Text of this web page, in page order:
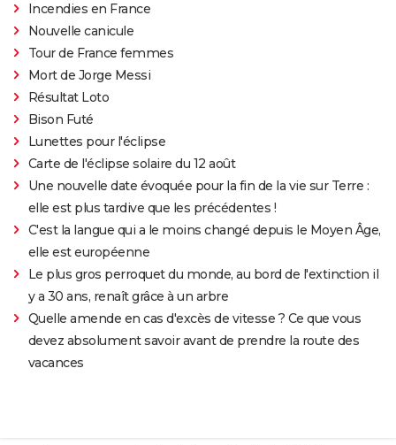
Incendies en France
Nouvelle canicule
Tour de France femmes
Mort de Jorge Messi
Résultat Loto
Bison Futé
Lunettes pour l'éclipse
Carte de l'éclipse solaire du 12 août
Une nouvelle date évoquée pour la fin de la vie sur Terre :
elle est plus tardive que les précédentes !
C'est la langue qui a le moins changé depuis le Moyen Âge,
elle est européenne
Le plus gros perroquet du monde, au bord de l'extinction il
y a 30 ans, renaît grâce à un arbre
Quelle amende en cas d'excès de vitesse ? Ce que vous
devez absolument savoir avant de prendre la route des
vacances